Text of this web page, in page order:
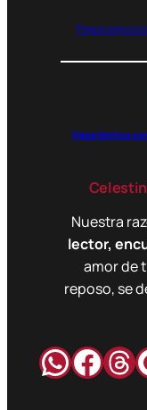
Pagos
Paga libritos
Nuestra
lector,
amor de
reposo, se